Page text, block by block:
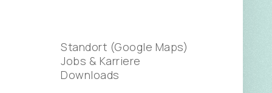
Standort (Google Maps)
Jobs & Karriere
Downloads